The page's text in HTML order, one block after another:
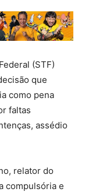
(STF)
que
como pena
faltas
assédio
relator do
compulsória e